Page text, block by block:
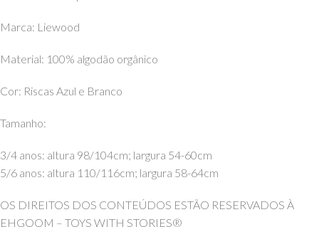
Marca: Liewood
Material: 100% algodão orgânico
Cor: Riscas Azul e Branco
Tamanho:
3/4 anos: altura 98/104cm; largura 54-60cm
5/6 anos: altura 110/116cm; largura 58-64cm
OS DIREITOS DOS CONTEÚDOS ESTÃO RESERVADOS À
EHGOOM – TOYS WITH STORIES®️